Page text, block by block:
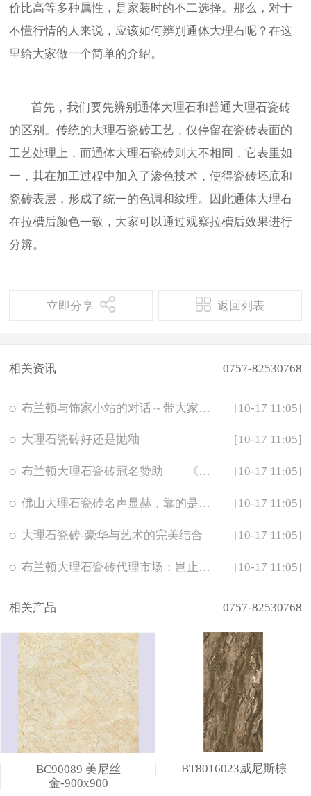
价比高等多种属性，是家装时的不二选择。那么，对于
不懂行情的人来说，应该如何辨别通体大理石呢？在这
里给大家做一个简单的介绍。
首先，我们要先辨别通体大理石和普通大理石瓷砖
的区别。传统的大理石瓷砖工艺，仅停留在瓷砖表面的
工艺处理上，而通体大理石瓷砖则大不相同，它表里如
一，其在加工过程中加入了渗色技术，使得瓷砖坯底和
瓷砖表层，形成了统一的色调和纹理。因此通体大理石
在拉槽后颜色一致，大家可以通过观察拉槽后效果进行
分辨。
立即分享 返回列表
相关资讯 0757-82530768
布兰顿与饰家小站的对话～带大家走进布兰顿大理石瓷砖 [10-17 11:05]
大理石瓷砖好还是抛釉 [10-17 11:05]
布兰顿大理石瓷砖冠名赞助——《独孤九剑-公众演说班》 [10-17 11:05]
佛山大理石瓷砖名声显赫，靠的是实力 [10-17 11:05]
大理石瓷砖-豪华与艺术的完美结合 [10-17 11:05]
布兰顿大理石瓷砖代理市场：岂止于大 [10-17 11:05]
相关产品 0757-82530768
BC90089 美尼丝
金-900x900
BT8016023威尼斯棕